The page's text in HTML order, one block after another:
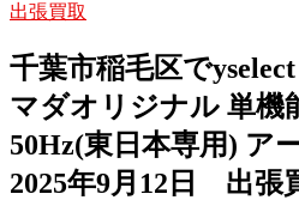
出張買取
千葉市稲毛区で
マダオリジナル 単機
50Hz(東日本専用) ア
2025年9月12日 出張